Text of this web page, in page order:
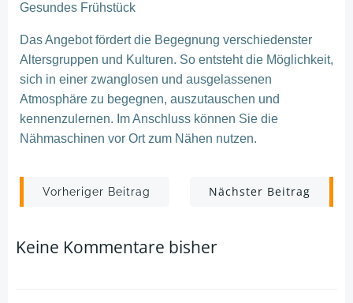
Gesundes Frühstück
Das Angebot fördert die Begegnung verschiedenster
Altersgruppen und Kulturen. So entsteht die Möglichkeit,
sich in einer zwanglosen und ausgelassenen
Atmosphäre zu begegnen, auszutauschen und
kennenzulernen. Im Anschluss können Sie die
Nähmaschinen vor Ort zum Nähen nutzen.
Post
navigation
Vorheriger Beitrag
Post
navigation
Nächster Beitrag
Keine Kommentare bisher